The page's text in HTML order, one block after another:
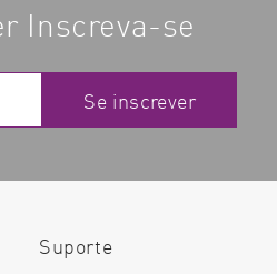
Inscreva-se
Se inscrever
Suporte